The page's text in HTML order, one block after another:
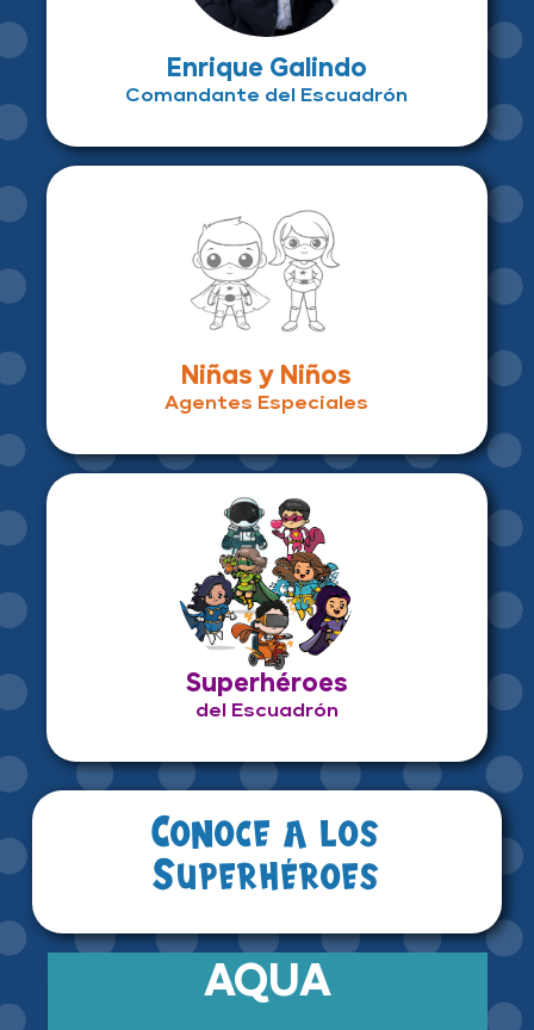
Enrique Galindo
Comandante del Escuadrón
Niñas y Niños
Agentes Especiales
Superhéroes
del Escuadrón
Conoce a los
Superhéroes
AQUA